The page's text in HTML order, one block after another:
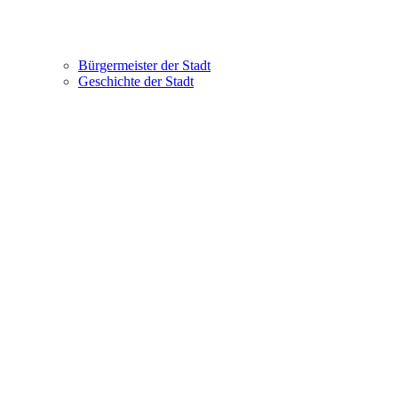
Bürgermeister der Stadt
Geschichte der Stadt